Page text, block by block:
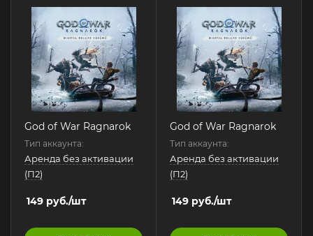
God of War Ragnarok
Тип аккаунта:
Аренда без активации
(П2)
149 руб./шт
God of War Ragnarok
Тип аккаунта:
Аренда без активации
(П2)
149 руб./шт